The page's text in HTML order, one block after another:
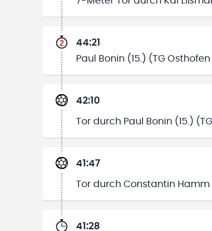
44:21
Paul Bonin (15.) (TG
42:10
Tor durch Paul Bonin (15.)
41:47
Tor durch Constantin Hamm
41:28